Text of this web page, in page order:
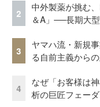
2
中外製薬が挑む
＆A」──長期大
3
ヤマハ流・新規
る自前主義から
4
なぜ「お客様は
析の巨匠フェー